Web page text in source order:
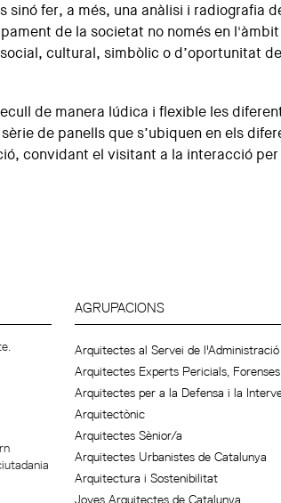
sinó fer, a més, una anàlisi i radiografia
de la societat no només en
cultural, simbòlic o d’oportunitat
de manera lúdica i flexible les
de panells que s’ubiquen en els
convidant el visitant a la interacció
AGRUPACIONS
Arquitectes al Servei de
Arquitectes Experts Pericials,
Arquitectes per a la Defensa i la
Arquitectònic
Arquitectes Sènior/a
Arquitectes Urbanistes de Catalunya
Arquitectura i Sostenibilitat
Joves Arquitectes de Catalunya